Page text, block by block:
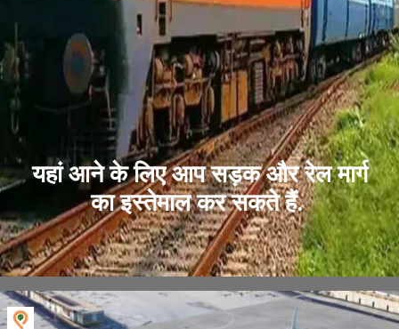
यहां आने के लिए आप सड़क और रेल मार्ग
का इस्तेमाल कर सकते हैं.